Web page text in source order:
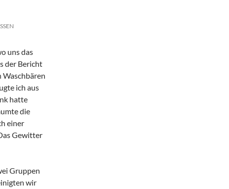
uns das
der Bericht
Waschbären
ich aus
hatte
die
einer
Gewitter
Gruppen
wir